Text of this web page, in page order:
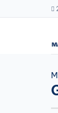
to